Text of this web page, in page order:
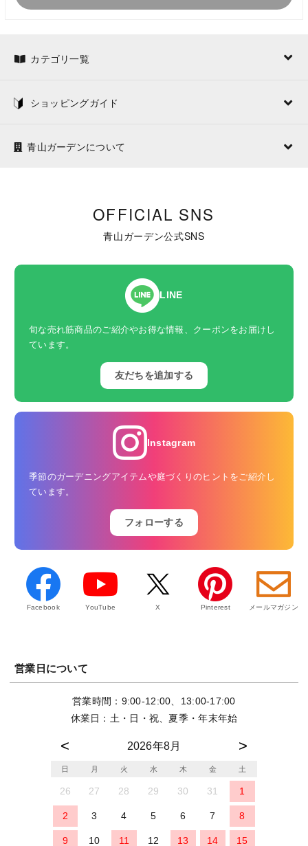
カテゴリ一覧
ショッピングガイド
青山ガーデンについて
OFFICIAL SNS
青山ガーデン公式SNS
LINE
旬な売れ筋商品のご紹介やお得な情報、クーポンをお届けし
ています。
友だちを追加する
Instagram
季節のガーデニングアイテムや庭づくりのヒントをご紹介し
ています。
フォローする
Facebook YouTube X Pinterest メールマガジン
営業日について
営業時間：9:00-12:00、13:00-17:00
休業日：土・日・祝、夏季・年末年始
2026年8月
日 月 火 水 木 金 土
26 27 28 29 30 31 1
2 3 4 5 6 7 8
9 10 11 12 13 14 15